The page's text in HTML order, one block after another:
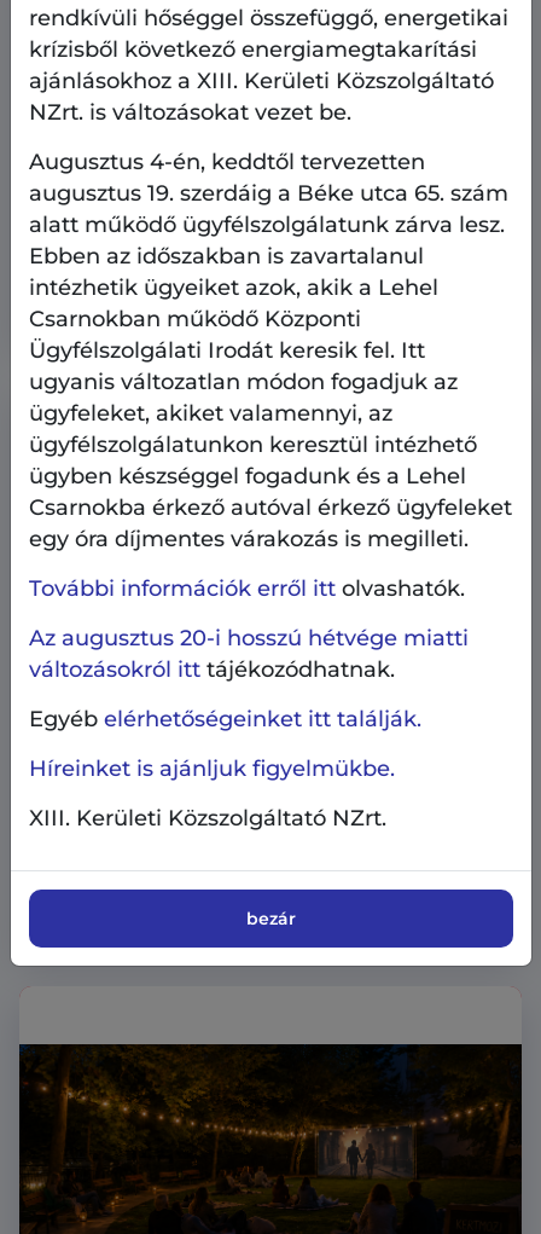
Heti kulturális ajánló Kultúra
Heti kulturális ajánló: Pozsonyi Piknik
2026-ban is
2026.08.6.
Heti kulturális ajánló: Hollán Jazz Street
2026.07.25.
rendkívüli hőséggel összefüggő, energetikai
krízisből következő energiamegtakarítási
ajánlásokhoz a XIII. Kerületi Közszolgáltató
NZrt. is változásokat vezet be.
Augusztus 4-én, keddtől tervezetten
augusztus 19. szerdáig a Béke utca 65. szám
alatt működő ügyfélszolgálatunk zárva lesz.
Ebben az időszakban is zavartalanul
intézhetik ügyeiket azok, akik a Lehel
Csarnokban működő Központi
Ügyfélszolgálati Irodát keresik fel. Itt
ugyanis változatlan módon fogadjuk az
ügyfeleket, akiket valamennyi, az
ügyfélszolgálatunkon keresztül intézhető
ügyben készséggel fogadunk és a Lehel
Csarnokba érkező autóval érkező ügyfeleket
egy óra díjmentes várakozás is megilleti.
További információk erről ittolvashatók.
Az augusztus 20-i hosszú hétvége miatti
változásokról itttájékozódhatnak.
Egyéb elérhetőségeinket itt találják.
Híreinket is ajánljuk figyelmükbe.
XIII. Kerületi Közszolgáltató NZrt.
bezár